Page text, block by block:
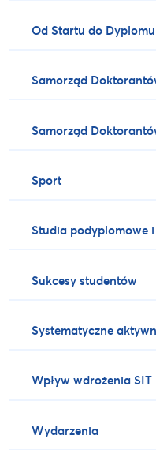
Od Startu do
Samorząd
Samorząd
Sport
Studia podyplomowe
Sukcesy studentów
Systematyczne
Wpływ wdrożenia
Wydarzenia